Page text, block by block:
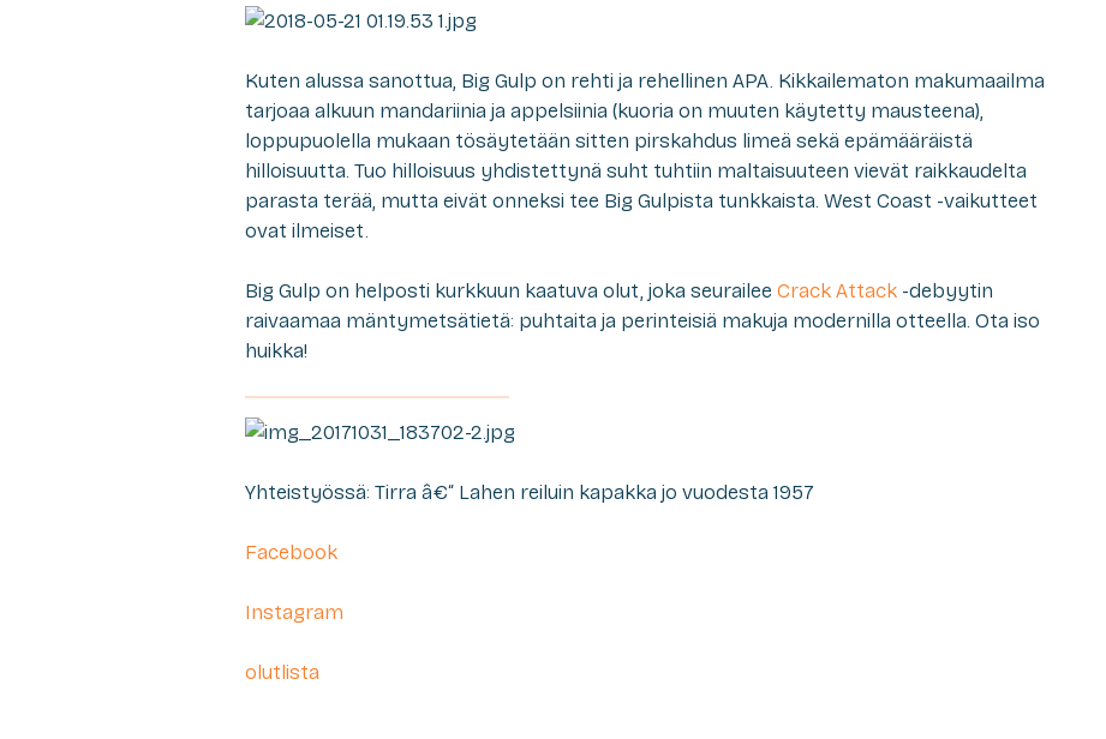
Kuten alussa sanottua, Big Gulp on rehti ja rehellinen APA. Kikkailematon makumaailma
tarjoaa alkuun mandariinia ja appelsiinia (kuoria on muuten käytetty mausteena),
loppupuolella mukaan tösäytetään sitten pirskahdus limeä sekä epämääräistä
hilloisuutta. Tuo hilloisuus yhdistettynä suht tuhtiin maltaisuuteen vievät raikkaudelta
parasta terää, mutta eivät onneksi tee Big Gulpista tunkkaista. West Coast -vaikutteet
ovat ilmeiset.
Big Gulp on helposti kurkkuun kaatuva olut, joka seurailee CrackAttack -debyytin
raivaamaa mäntymetsätietä: puhtaita ja perinteisiä makuja modernilla otteella. Ota iso
huikka!
Yhteistyössä: Tirra â€“ Lahen reiluin kapakka jo vuodesta 1957
Facebook
Instagram
olutlista